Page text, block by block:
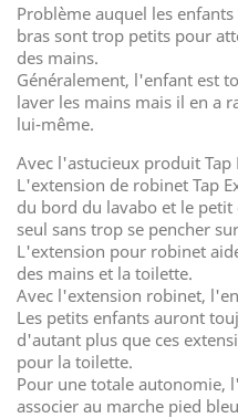
Problème auquel les
bras sont trop petits pour
des mains.
Généralement, l'enfant est
laver les mains mais il en a
lui-même.
Avec l'astucieux produit Tap
L'extension de robinet Tap
du bord du lavabo et le
seul sans trop se pencher
L'extension pour robinet
des mains et la toilette.
Avec l'extension robinet,
Les petits enfants auront
d'autant plus que ces
pour la toilette.
Pour une totale autonomie,
associer au marche pied